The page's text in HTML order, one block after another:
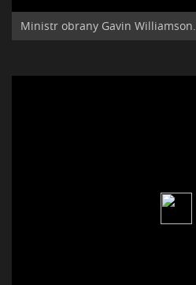
Ministr obrany Gavin Williamson.